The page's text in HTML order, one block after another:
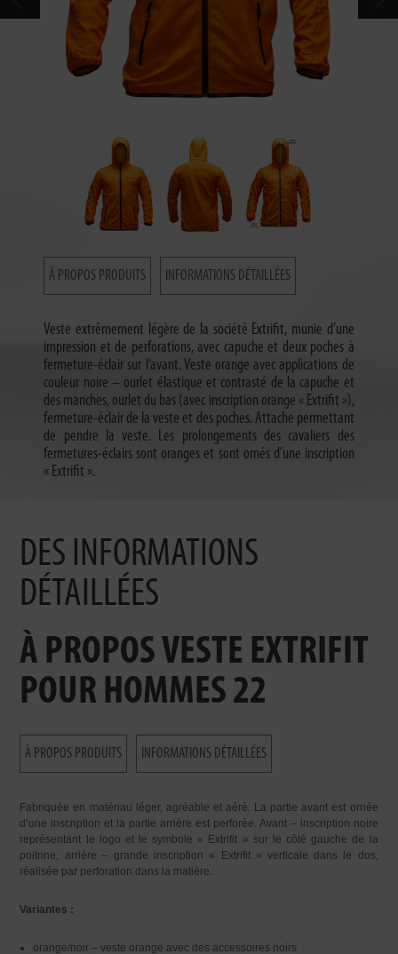
À PROPOS PRODUITS INFORMATIONS DÉTAILLÉES
Veste extrêmement légère de la société Extrifit, munie d’une
impression et de perforations, avec capuche et deux poches à
fermeture-éclair sur l‘avant. Veste orange avec applications de
couleur noire – ourlet élastique et contrasté de la capuche et
des manches, ourlet du bas (avec inscription orange « Extrifit »),
fermeture-éclair de la veste et des poches. Attache permettant
de pendre la veste. Les prolongements des cavaliers des
fermetures-éclairs sont oranges et sont ornés d’une inscription
« Extrifit ».
DES INFORMATIONS
DÉTAILLÉES
À PROPOS VESTE EXTRIFIT
POUR HOMMES 22
À PROPOS PRODUITS INFORMATIONS DÉTAILLÉES
Fabriquée en matériau léger, agréable et aéré. La partie avant est ornée
d’une inscription et la partie arrière est perforée. Avant – inscription noire
représentant le logo et le symbole « Extrifit » sur le côté gauche de la
poitrine, arrière – grande inscription « Extrifit » verticale dans le dos,
réalisée par perforation dans la matière.
Variantes :
orange/noir – veste orange avec des accessoires noirs